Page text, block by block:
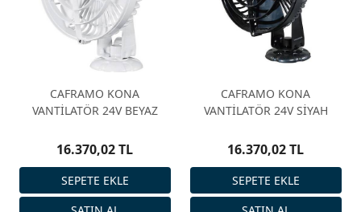
CAFRAMO KONA
VANTİLATÖR 24V BEYAZ
16.370,02 TL
CAFRAMO KONA
VANTİLATÖR 24V SİYAH
16.370,02 TL